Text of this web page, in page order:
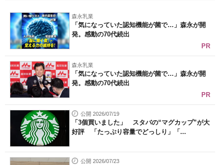
森永乳業
「気になっていた認知機能が菌で…」森永が開
発。感動の70代続出
PR
森永乳業
「気になっていた認知機能が菌で…」森永が開
発。感動の70代続出
PR
公開 2026/07/19
「3個買いました」 スタバの“マグカップ”が大
好評 「たっぷり容量でどっしり」「...
公開 2026/07/23